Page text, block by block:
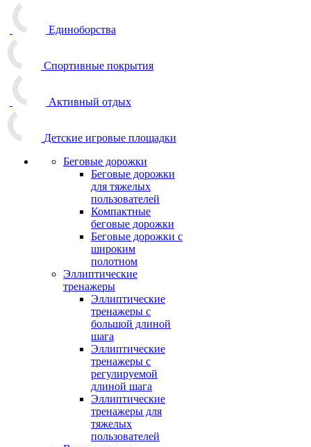
Единоборства
Спортивные покрытия
Активный отдых
Детские игровые площадки
Беговые дорожки
Беговые дорожки
для тяжелых
пользователей
Компактные
беговые дорожки
Беговые дорожки с
широким
полотном
Эллиптические
тренажеры
Эллиптические
тренажеры с
большой длиной
шага
Эллиптические
тренажеры с
регулируемой
длиной шага
Эллиптические
тренажеры для
тяжелых
пользователей